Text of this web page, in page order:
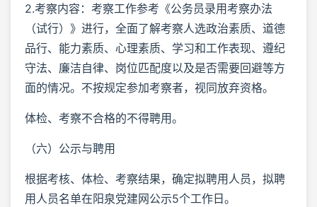
2.考察内容：考察工作参考《公务员录用考察办法
（试行）》进行，全面了解考察人选政治素质、道德
品行、能力素质、心理素质、学习和工作表现、遵纪
守法、廉洁自律、岗位匹配度以及是否需要回避等方
面的情况。不按规定参加考察者，视同放弃资格。
体检、考察不合格的不得聘用。
（六）公示与聘用
根据考核、体检、考察结果，确定拟聘用人员，拟聘
用人员名单在阳泉党建网公示5个工作日。